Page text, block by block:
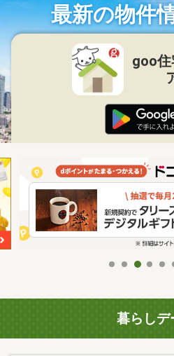
最新の物件
goo
暮らしデ